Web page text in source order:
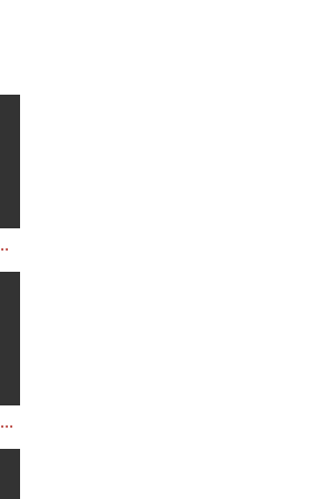
gegen Schulterschmerzen
Wach am Morgen - 10 Minuten Yogastunde für Energie